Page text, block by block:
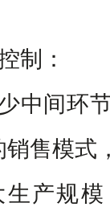
制：
中间环
售模式
产规